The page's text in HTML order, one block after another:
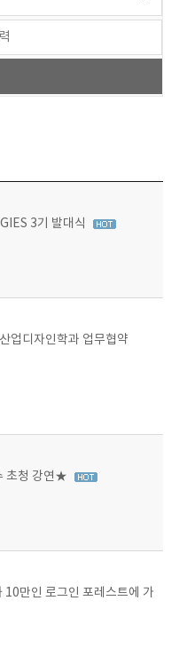
3기 발대식
업디자인학과 업무협약
초청 강연★
만인 로그인 포레스트에 가